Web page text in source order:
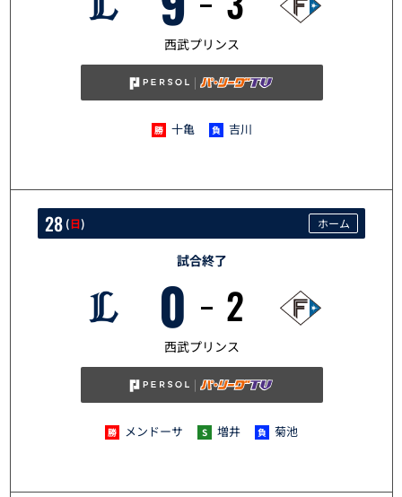
6/27
西武プリンス
十亀 吉川
6/28
28 (日) ホーム
試合終了
0 2
西武プリンス
メンドーサ 増井 菊池